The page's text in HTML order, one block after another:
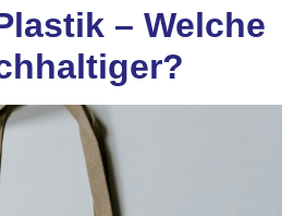
– Welche